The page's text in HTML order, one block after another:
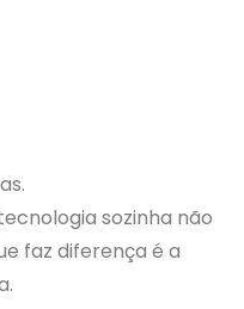
sozinha não
faz diferença é a